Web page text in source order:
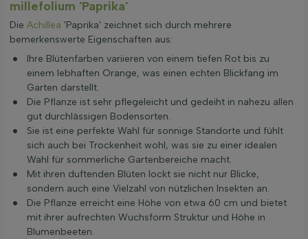
millefolium 'Paprika'
Die Achillea 'Paprika' zeichnet sich durch mehrere
bemerkenswerte Eigenschaften aus:
Ihre Blütenfarben variieren von einem tiefen Rot bis zu
einem lebhaften Orange, was einen echten Blickfang im
Garten darstellt.
Die Pflanze ist sehr pflegeleicht und gedeiht in nahezu allen
gut durchlässigen Bodensorten.
Sie ist eine perfekte Wahl für sonnige Standorte und fühlt
sich auch bei Trockenheit wohl, was sie zu einer idealen
Wahl für sommerliche Gartenbereiche macht.
Mit ihren duftenden Blüten lockt sie nicht nur Blicke,
sondern auch eine Vielzahl von nützlichen Insekten an.
Die Pflanze erreicht eine Höhe von etwa 60 cm und bietet
mit ihrer aufrechten Wuchsform Struktur und Höhe in
Blumenbeeten.